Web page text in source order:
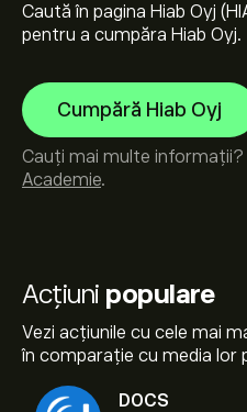
Acțiuni populare
Vezi acțiunile cu cele mai
în comparație cu media lor
DOCS
Caută în pagina Hiab Oyj
pentru a cumpăra Hiab Oyj.
Cumpără Hiab Oyj
Cauți mai multe informații?
Academie.